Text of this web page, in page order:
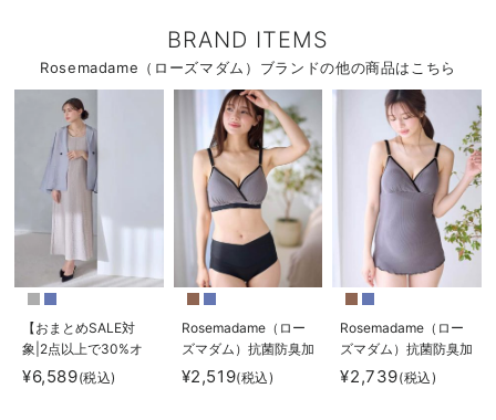
BRAND ITEMS
Rosemadame（ローズマダム）ブランドの他の商品はこちら
【おまとめSALE対
象|2点以上で30%オ
フ】シアージャケット
×ノースリワンピース
¥6,589(税込)
Rosemadame（ロー
ズマダム）抗菌防臭加
工バイカラー授乳ブラ
¥2,519(税込)
Rosemadame（ロー
ズマダム）抗菌防臭加
工バイカラー授乳キャ
ミソール
¥2,739(税込)